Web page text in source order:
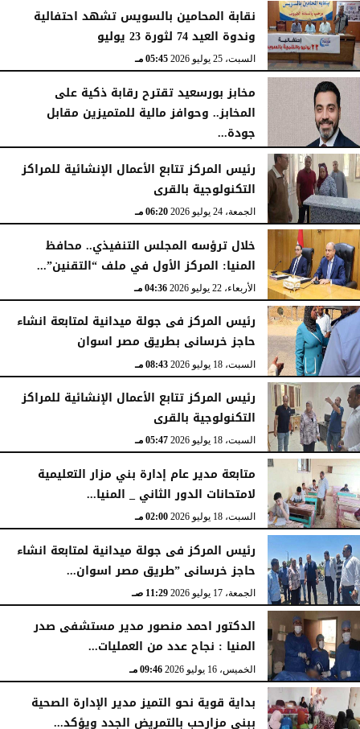
نقابة المحامين بالسويس تشهد احتفالية
وندوة العيد 74 لثورة 23 يوليو
السبت، 25 يوليو 2026 05:45 مـ
مخابز بورسعيد تقترح رقابة ذكية على
المخابز.. وحوافز مالية للمتميزين مقابل
جودة...
السبت، 25 يوليو 2026 05:41 مـ
رئيس المركز تتابع الأعمال الإنشائية للمراكز
التكنولوجية بالقرى
الجمعة، 24 يوليو 2026 06:20 مـ
خلال ترؤسه المجلس التنفيذي.. محافظ
المنيا: المركز الأول في ملف “التقنين”...
الأربعاء، 22 يوليو 2026 04:36 مـ
رئيس المركز فى جولة ميدانية لمتابعة انشاء
حاجز خرسانى بطريق مصر اسوان
السبت، 18 يوليو 2026 08:43 مـ
رئيس المركز تتابع الأعمال الإنشائية للمراكز
التكنولوجية بالقرى
السبت، 18 يوليو 2026 05:47 مـ
متابعة مدير عام إدارة بني مزار التعليمية
لامتحانات الدور الثاني _ المنيا...
السبت، 18 يوليو 2026 02:00 مـ
رئيس المركز فى جولة ميدانية لمتابعة انشاء
حاجز خرسانى ”طريق مصر اسوان...
الجمعة، 17 يوليو 2026 11:29 صـ
الدكتور احمد منصور مدير مستشفى صدر
المنيا : نجاح عدد من العمليات...
الخميس، 16 يوليو 2026 09:46 مـ
بداية قوية نحو التميز مدير الإدارة الصحية
ببني مزارحب بالتمريض الجدد ويؤكد...